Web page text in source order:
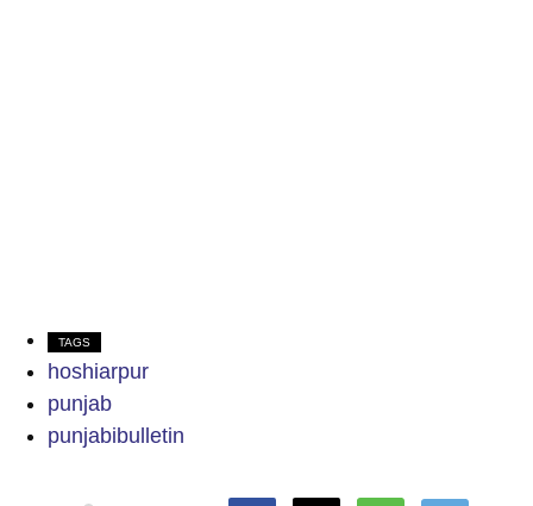
TAGS
hoshiarpur
punjab
punjabibulletin